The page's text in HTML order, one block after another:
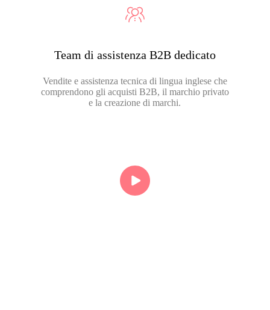
Team di assistenza B2B dedicato
Vendite e assistenza tecnica di lingua inglese che
comprendono gli acquisti B2B, il marchio privato
e la creazione di marchi.